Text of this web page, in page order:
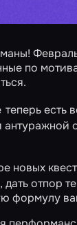
по
теперь есть
новых
, дать отпор
формулу